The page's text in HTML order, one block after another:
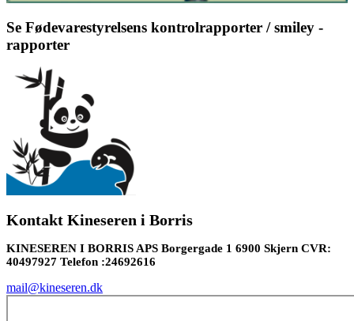
Se Fødevarestyrelsens kontrolrapporter / smiley -
rapporter
Kontakt Kineseren i Borris
KINESEREN I BORRIS APS Borgergade 1 6900 Skjern CVR:
40497927 Telefon :24692616
mail@kineseren.dk